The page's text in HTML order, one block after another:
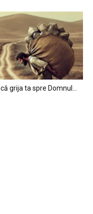
grija ta spre Domnul…